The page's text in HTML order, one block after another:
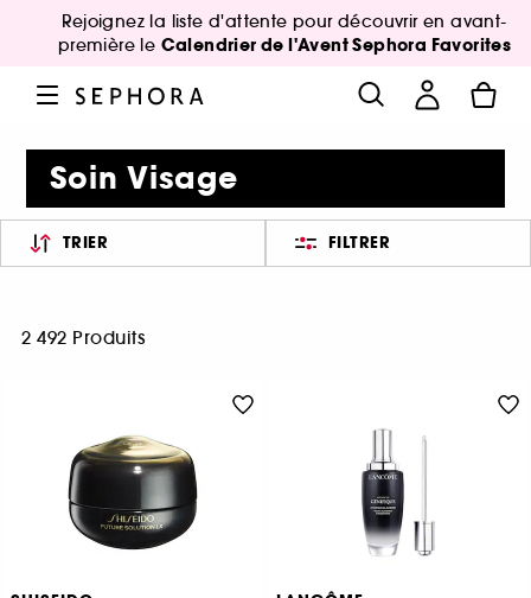
Rejoignez la liste d'attente pour découvrir en avant-
première le Calendrier de l'Avent Sephora Favorites
Soin Visage
TRIER FILTRER
2 492 Produits